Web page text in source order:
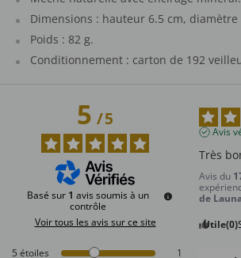
Dimensions : hauteur 6.5 cm, diamètre
Poids : 82 g.
Conditionnement : carton de 192
5/5
Basé sur 1 avis soumis à un
contrôle
Voir tous les avis sur ce site
5 étoiles
1
Avis
Très
Avis du
de
Utile(0)